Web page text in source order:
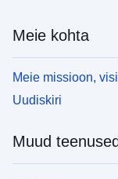
Meie kohta
Meie missioon,
Uudiskiri
Muud